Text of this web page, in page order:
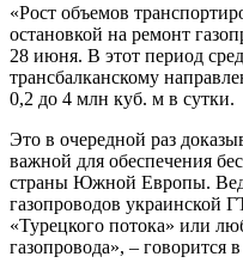
«Рост объемов
остановкой на ремонт
28 июня. В этот период
трансбалканскому
0,2 до 4 млн куб. м в сутки.
Это в очередной раз
важной для обеспечения
страны Южной Европы.
газопроводов украинской
«Турецкого потока» или
газопровода», – говорится